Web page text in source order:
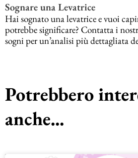
Sognare una Levatrice
Hai sognato una levatrice e vuoi
potrebbe significare? Contatta i
sogni per un’analisi più dettagliata
Potrebbero
anche...